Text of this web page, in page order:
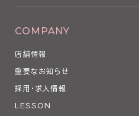
COMPANY
店舗情報
重要なお知らせ
採用・求人情報
LESSON